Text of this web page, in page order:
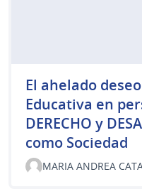
El ahelado
Educativa en
DERECHO y
como Sociedad
MARIA ANDREA